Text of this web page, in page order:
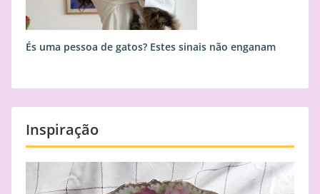
És uma pessoa de gatos? Estes sinais não enganam
Inspiração